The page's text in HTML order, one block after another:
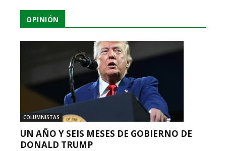
OPINIÓN
COLUMNISTAS
UN AÑO Y SEIS MESES DE GOBIERNO DE
DONALD TRUMP